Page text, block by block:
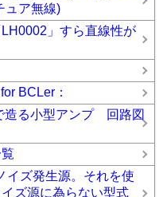
ュア無線)
」すら直線性が
for BCLer：
造る小型アンプ 回路図
イズ発生源。それを使
ズ源に為らない型式